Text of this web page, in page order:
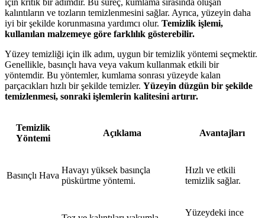
için kritik bir adımdır. Bu süreç, kumlama sırasında oluşan
kalıntıların ve tozların temizlenmesini sağlar. Ayrıca, yüzeyin daha
iyi bir şekilde korunmasına yardımcı olur. Temizlik işlemi,
kullanılan malzemeye göre farklılık gösterebilir.
Yüzey temizliği için ilk adım, uygun bir temizlik yöntemi seçmektir.
Genellikle, basınçlı hava veya vakum kullanmak etkili bir
yöntemdir. Bu yöntemler, kumlama sonrası yüzeyde kalan
parçacıkları hızlı bir şekilde temizler. Yüzeyin düzgün bir şekilde
temizlenmesi, sonraki işlemlerin kalitesini artırır.
Temizlik
Yöntemi
Açıklama Avantajları
Basınçlı Hava
Havayı yüksek basınçla
püskürtme yöntemi.
Hızlı ve etkili
temizlik sağlar.
Yüzeydeki ince